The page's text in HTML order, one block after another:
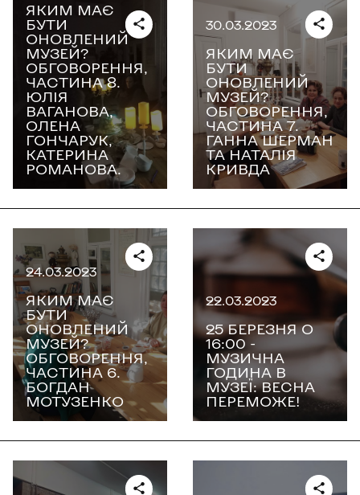
ЯКИМ МАЄ
БУТИ
ОНОВЛЕНИЙ
МУЗЕЙ?
ОБГОВОРЕННЯ,
ЧАСТИНА 8.
ЮЛІЯ
ВАГАНОВА,
ОЛЕНА
ГОНЧАРУК,
КАТЕРИНА
РОМАНОВА.
30.03.2023
ЯКИМ МАЄ
БУТИ
ОНОВЛЕНИЙ
МУЗЕЙ?
ОБГОВОРЕННЯ,
ЧАСТИНА 7.
ГАННА ШЕРМАН
ТА НАТАЛІЯ
КРИВДА
24.03.2023
ЯКИМ МАЄ
БУТИ
ОНОВЛЕНИЙ
МУЗЕЙ?
ОБГОВОРЕННЯ,
ЧАСТИНА 6.
БОГДАН
МОТУЗЕНКО
22.03.2023
25 БЕРЕЗНЯ О
16:00 -
МУЗИЧНА
ГОДИНА В
МУЗЕЇ: ВЕСНА
ПЕРЕМОЖЕ!